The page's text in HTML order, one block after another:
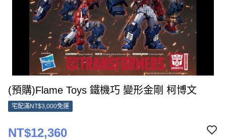
(預購)Flame Toys 鐵機巧 變形金剛 柯博文
宅配滿NT$3,000免運
NT$12,360